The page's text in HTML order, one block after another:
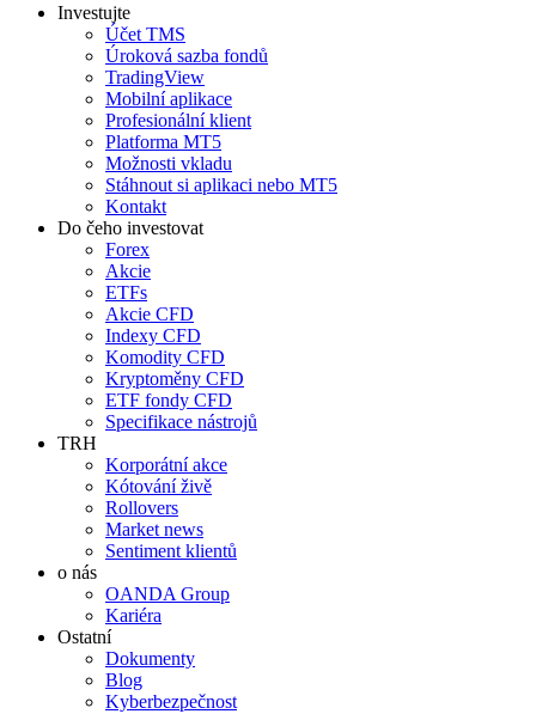
Investujte
Účet TMS
Úroková sazba fondů
TradingView
Mobilní aplikace
Profesionální klient
Platforma MT5
Možnosti vkladu
Stáhnout si aplikaci nebo MT5
Kontakt
Do čeho investovat
Forex
Akcie
ETFs
Akcie CFD
Indexy CFD
Komodity CFD
Kryptoměny CFD
ETF fondy CFD
Specifikace nástrojů
TRH
Korporátní akce
Kótování živě
Rollovers
Market news
Sentiment klientů
o nás
OANDA Group
Kariéra
Ostatní
Dokumenty
Blog
Kyberbezpečnost